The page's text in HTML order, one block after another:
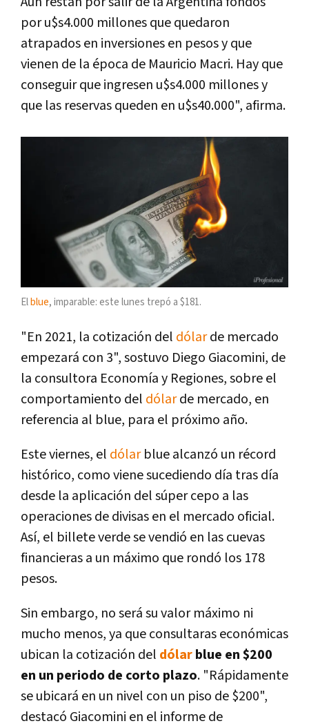
por u$s4.000 millones que quedaron
atrapados en inversiones en pesos y que
vienen de la época de Mauricio Macri. Hay que
conseguir que ingresen u$s4.000 millones y
que las reservas queden en u$s40.000", afirma.
Elblue, imparable: este lunes trepó a $181.
"En 2021, la cotización del dólarde mercado
empezará con 3", sostuvo Diego Giacomini, de
la consultora Economía y Regiones, sobre el
comportamiento del dólarde mercado, en
referencia al blue, para el próximo año.
Este viernes, el dólarblue alcanzó un récord
histórico, como viene sucediendo día tras día
desde la aplicación del súper cepo a las
operaciones de divisas en el mercado oficial.
Así, el billete verde se vendió en las cuevas
financieras a un máximo que rondó los 178
pesos.
Sin embargo, no será su valor máximo ni
mucho menos, ya que consultaras económicas
ubican la cotización del dólarblue en $200
en un periodo de corto plazo. "Rápidamente
se ubicará en un nivel con un piso de $200",
destacó Giacomini en el informe de